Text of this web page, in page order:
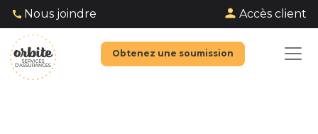
Nous joindre Accès client
Obtenez une soumission